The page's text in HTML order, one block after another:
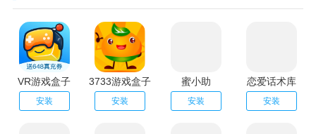
VR游戏盒子
安装
3733游戏盒子
安装
蜜小助
安装
恋爱话术库
安装